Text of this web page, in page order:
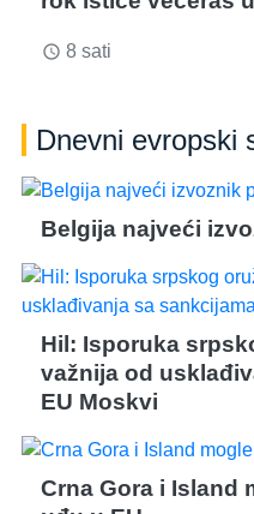
access_time 8 sati
Dnevni evropski
Belgija najveći
Hil: Isporuka
važnija od
EU Moskvi
Crna Gora i Island